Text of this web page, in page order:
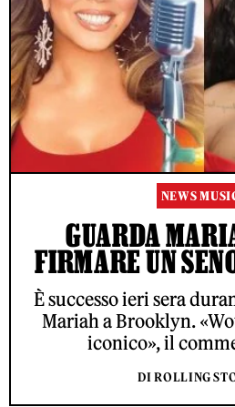
NEWS
GUARDA
FIRMARE UN
È successo ieri sera
Mariah a Brooklyn.
iconico», il
DI ROLLING